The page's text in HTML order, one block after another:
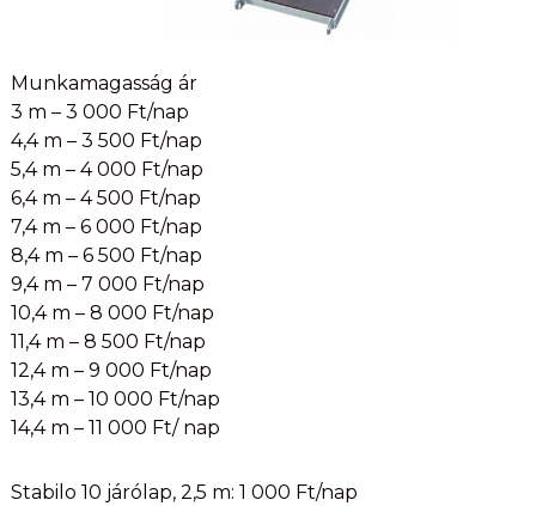
Munkamagasság ár
3 m – 3 000 Ft/nap
4,4 m – 3 500 Ft/nap
5,4 m – 4 000 Ft/nap
6,4 m – 4 500 Ft/nap
7,4 m – 6 000 Ft/nap
8,4 m – 6 500 Ft/nap
9,4 m – 7 000 Ft/nap
10,4 m – 8 000 Ft/nap
11,4 m – 8 500 Ft/nap
12,4 m – 9 000 Ft/nap
13,4 m – 10 000 Ft/nap
14,4 m – 11 000 Ft/ nap
Stabilo 10 járólap, 2,5 m: 1 000 Ft/nap